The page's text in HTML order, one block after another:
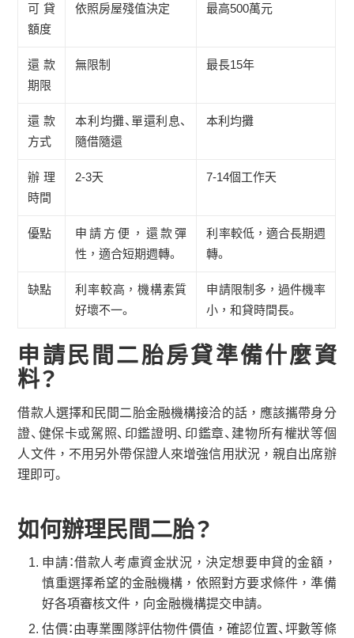
可貸
額度
依照房屋殘值決定 最高500萬元
還款
期限
無限制 最長15年
還款
方式
本利均攤、單還利息、
隨借隨還
本利均攤
辦理
時間
2-3天 7-14個工作天
優點
申請方便，還款彈
性，適合短期週轉。
利率較低，適合長期週
轉。
缺點
利率較高，機構素質
好壞不一。
申請限制多，過件機率
小，和貸時間長。
申請民間二胎房貸準備什麼資
料？
借款人選擇和民間二胎金融機構接洽的話，應該攜帶身分
證、健保卡或駕照、印鑑證明、印鑑章、建物所有權狀等個
人文件，不用另外帶保證人來增強信用狀況，親自出席辦
理即可。
如何辦理民間二胎？
申請：借款人考慮資金狀況，決定想要申貸的金額，
慎重選擇希望的金融機構，依照對方要求條件，準備
好各項審核文件，向金融機構提交申請。
估價：由專業團隊評估物件價值，確認位置、坪數等條